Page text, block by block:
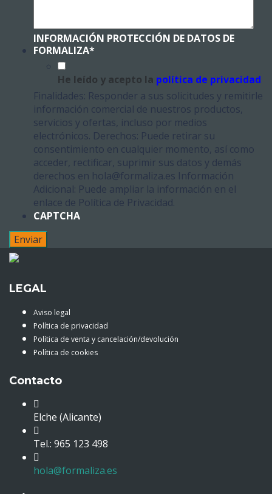
INFORMACIÓN PROTECCIÓN DE DATOS DE
FORMALIZA*
He leído y acepto la política de privacidad
Finalidades: Responder a sus solicitudes y remitirle
información comercial de nuestros productos,
servicios y ofertas, incluso por medios
electrónicos. Derechos: Puede retirar su
consentimiento en cualquier momento, así como
acceder, rectificar, suprimir sus datos y demás
derechos en hola@formaliza.es Información
Adicional: Puede ampliar la información en el
enlace de Política de Privacidad.
CAPTCHA
LEGAL
Aviso legal
Política de privacidad
Política de venta y cancelación/devolución
Política de cookies
Contacto
Elche (Alicante)
Tel.: 965 123 498
hola@formaliza.es